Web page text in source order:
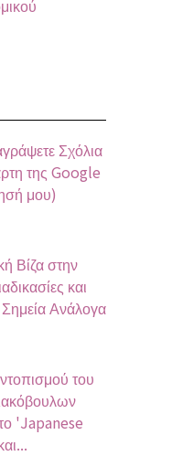
Σχόλια
της Google
μου)
Βίζα στην
και
Σημεία Ανάλογα
του
'Japanese